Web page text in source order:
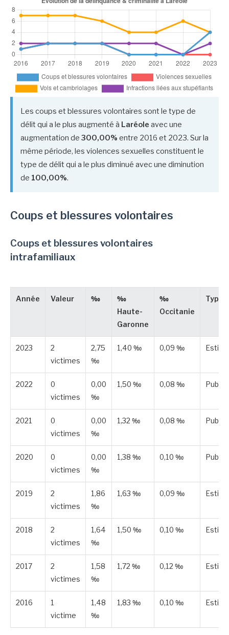
Les coups et blessures volontaires sont le type de
délit qui a le plus augmenté à Laréole avec une
augmentation de 300,00% entre 2016 et 2023. Sur la
même période, les violences sexuelles constituent le
type de délit qui a le plus diminué avec une diminution
de 100,00%.
Coups et blessures volontaires
Coups et blessures volontaires
intrafamiliaux
Année Valeur ‰
‰
Haute-
Garonne
‰
Occitanie
Type
2023
2
victimes
2,75
‰
1,40 ‰ 0,09 ‰
2022
0
victimes
0,00
‰
1,50 ‰ 0,08 ‰
2021
0
victimes
0,00
‰
1,32 ‰ 0,08 ‰
2020
0
victimes
0,00
‰
1,38 ‰ 0,10 ‰
2019
2
victimes
1,86
‰
1,63 ‰ 0,09 ‰
2018
2
victimes
1,64
‰
1,50 ‰ 0,10 ‰
2017
2
victimes
1,58
‰
1,72 ‰ 0,12 ‰
2016
1
victime
1,48
‰
1,83 ‰ 0,10 ‰